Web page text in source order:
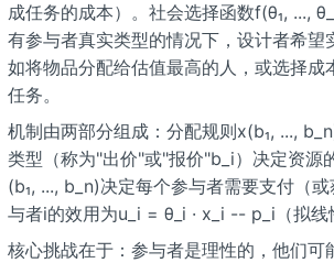
成任务的成本）。社会选择函数f(θ₁, ...,
有参与者真实类型的情况下，设计者希
如将物品分配给估值最高的人，或选择成
任务。
机制由两部分组成：分配规则x(b₁, ...,
类型（称为"出价"或"报价"b_i）决定资源
(b₁, ..., b_n)决定每个参与者需要支付（
与者i的效用为u_i = θ_i · x_i -- p_i（拟线
核心挑战在于：参与者是理性的，他们可